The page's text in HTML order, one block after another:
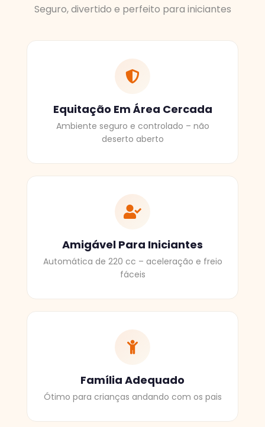
Seguro, divertido e perfeito para iniciantes
Equitação Em Área Cercada
Ambiente seguro e controlado – não
deserto aberto
Amigável Para Iniciantes
Automática de 220 cc – aceleração e freio
fáceis
Família Adequado
Ótimo para crianças andando com os pais